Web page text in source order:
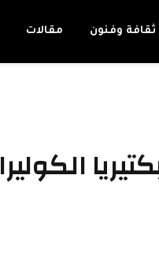
ثقافة وفنون مقالات
الكوليرا